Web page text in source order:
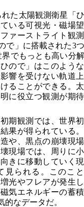
れた太陽観測衛星「
いる可視光・磁場
ァーストライト観
で」に搭載された3
でもっとも高い分
ので」はこのよう
響を受けない軌道
ることができる。
に役立つ観測が期
期観測では、世界
果が得られている
や、黒点の崩壊現
現場では、周りに
きに移動していく
見られる。このこ
光やフレアが発生
気エネルギーの蓄
なデータだ。